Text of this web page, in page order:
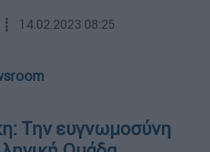
┋ 14.02.2023 08:25
Την ευγνωμοσύνη